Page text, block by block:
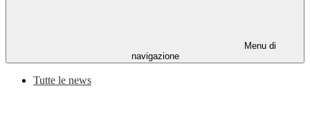
Menu di
navigazione
Tutte le news